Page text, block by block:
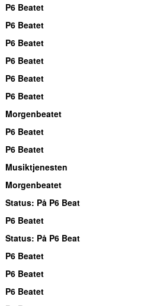
P6 Beatet
P6 Beatet
P6 Beatet
P6 Beatet
P6 Beatet
P6 Beatet
Morgenbeatet
P6 Beatet
P6 Beatet
Musiktjenesten
Morgenbeatet
Status: På P6 Beat
P6 Beatet
Status: På P6 Beat
P6 Beatet
P6 Beatet
P6 Beatet